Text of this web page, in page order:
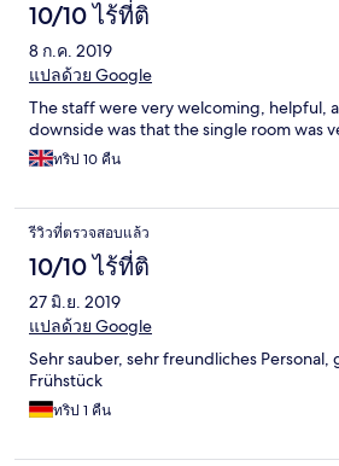
10/10 ไร้ที่ติ
8 ก.ค. 2019
แปลด้วย Google
The staff were very welcoming, helpful,
downside was that the single room was
ทริป 10 คืน
รีวิวที่ตรวจสอบแล้ว
10/10 ไร้ที่ติ
27 มิ.ย. 2019
แปลด้วย Google
Sehr sauber, sehr freundliches Personal,
Frühstück
ทริป 1 คืน